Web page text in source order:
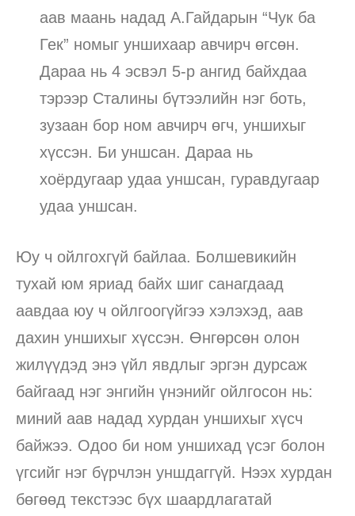
аав маань надад А.Гайдарын “Чук ба
Гек” номыг уншихаар авчирч өгсөн.
Дараа нь 4 эсвэл 5-р ангид байхдаа
тэрээр Сталины бүтээлийн нэг боть,
зузаан бор ном авчирч өгч, уншихыг
хүссэн. Би уншсан. Дараа нь
хоёрдугаар удаа уншсан, гуравдугаар
удаа уншсан.
Юу ч ойлгохгүй байлаа. Болшевикийн
тухай юм яриад байх шиг санагдаад
аавдаа юу ч ойлгоогүйгээ хэлэхэд, аав
дахин уншихыг хүссэн. Өнгөрсөн олон
жилүүдэд энэ үйл явдлыг эргэн дурсаж
байгаад нэг энгийн үнэнийг ойлгосон нь:
миний аав надад хурдан уншихыг хүсч
байжээ. Одоо би ном уншихад үсэг болон
үгсийг нэг бүрчлэн уншдаггүй. Нээх хурдан
бөгөөд текстээс бүх шаардлагатай